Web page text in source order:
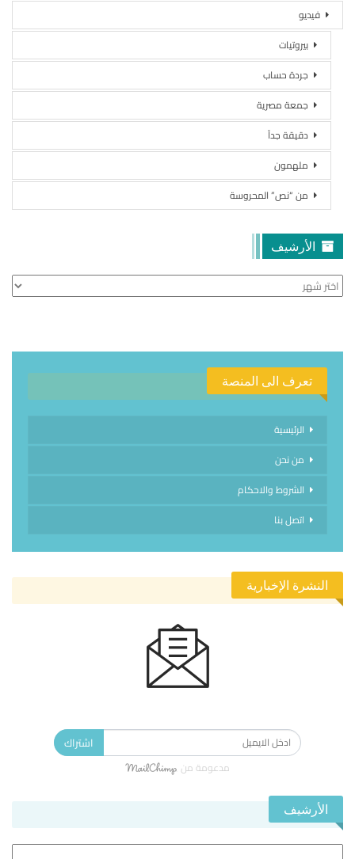
فيديو
بيروتيات
جردة حساب
جمعة مصرية
دقيقة جداً
ملهمون
من “نص” المحروسة
الأرشيف
الأرشيف
تعرف الى المنصة
الرئيسية
من نحن
الشروط والاحكام
اتصل بنا
النشرة الإخبارية
اشتراك
مدعومة من
الأرشيف